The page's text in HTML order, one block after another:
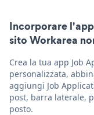
Incorporare
sito Workarea
Crea la tua app Job
personalizzata,
aggiungi Job
post, barra laterale,
posto.